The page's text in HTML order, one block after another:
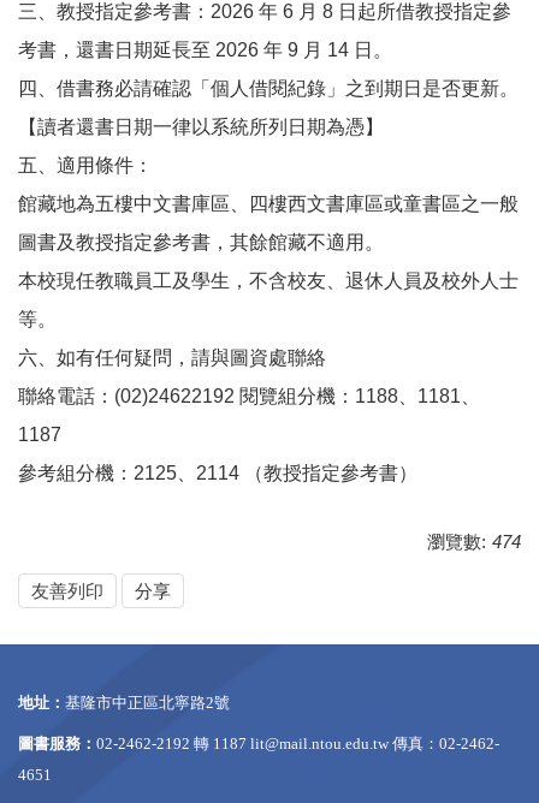
三、教授指定參考書：2026 年 6 月 8 日起所借教授指定參
考書，還書日期延長至 2026 年 9 月 14 日。
四、借書務必請確認「個人借閱紀錄」之到期日是否更新。
【讀者還書日期一律以系統所列日期為憑】
五、適用條件：
館藏地為五樓中文書庫區、四樓西文書庫區或童書區之一般
圖書及教授指定參考書，其餘館藏不適用。
本校現任教職員工及學生，不含校友、退休人員及校外人士
等。
六、如有任何疑問，請與圖資處聯絡
聯絡電話：(02)24622192 閱覽組分機：1188、1181、
1187
參考組分機：2125、2114 （教授指定參考書）
瀏覽數: 474
友善列印 分享
地址： 基隆市中正區北寧路2號
圖書服務： 02-2462-2192 轉 1187 lit@mail.ntou.edu.tw 傳真：02-2462-
4651